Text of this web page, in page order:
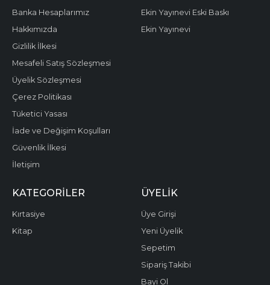
Banka Hesaplarımız
Hakkımızda
Gizlilik İlkesi
Mesafeli Satış Sözleşmesi
Üyelik Sözleşmesi
Çerez Politikası
Tüketici Yasası
İade ve Değişim Koşulları
Güvenlik İlkesi
İletişim
Ekin Yayınevi Eski Baskı
Ekin Yayınevi
KATEGORILER
Kırtasiye
Kitap
ÜYELIK
Üye Girişi
Yeni Üyelik
Sepetim
Sipariş Takibi
Bayi Ol